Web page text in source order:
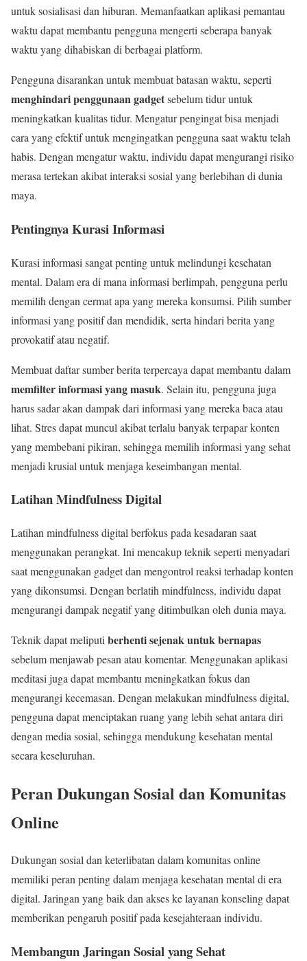
untuk sosialisasi dan hiburan. Memanfaatkan aplikasi pemantau
waktu dapat membantu pengguna mengerti seberapa banyak
waktu yang dihabiskan di berbagai platform.
Pengguna disarankan untuk membuat batasan waktu, seperti
menghindari penggunaan gadgetsebelum tidur untuk
meningkatkan kualitas tidur. Mengatur pengingat bisa menjadi
cara yang efektif untuk mengingatkan pengguna saat waktu telah
habis. Dengan mengatur waktu, individu dapat mengurangi risiko
merasa tertekan akibat interaksi sosial yang berlebihan di dunia
maya.
Pentingnya Kurasi Informasi
Kurasi informasi sangat penting untuk melindungi kesehatan
mental. Dalam era di mana informasi berlimpah, pengguna perlu
memilih dengan cermat apa yang mereka konsumsi. Pilih sumber
informasi yang positif dan mendidik, serta hindari berita yang
provokatif atau negatif.
Membuat daftar sumber berita terpercaya dapat membantu dalam
memfilter informasi yang masuk. Selain itu, pengguna juga
harus sadar akan dampak dari informasi yang mereka baca atau
lihat. Stres dapat muncul akibat terlalu banyak terpapar konten
yang membebani pikiran, sehingga memilih informasi yang sehat
menjadi krusial untuk menjaga keseimbangan mental.
Latihan Mindfulness Digital
Latihan mindfulness digital berfokus pada kesadaran saat
menggunakan perangkat. Ini mencakup teknik seperti menyadari
saat menggunakan gadget dan mengontrol reaksi terhadap konten
yang dikonsumsi. Dengan berlatih mindfulness, individu dapat
mengurangi dampak negatif yang ditimbulkan oleh dunia maya.
Teknik dapat meliputi berhenti sejenak untuk bernapas
sebelum menjawab pesan atau komentar. Menggunakan aplikasi
meditasi juga dapat membantu meningkatkan fokus dan
mengurangi kecemasan. Dengan melakukan mindfulness digital,
pengguna dapat menciptakan ruang yang lebih sehat antara diri
dengan media sosial, sehingga mendukung kesehatan mental
secara keseluruhan.
Peran Dukungan Sosial dan Komunitas
Online
Dukungan sosial dan keterlibatan dalam komunitas online
memiliki peran penting dalam menjaga kesehatan mental di era
digital. Jaringan yang baik dan akses ke layanan konseling dapat
memberikan pengaruh positif pada kesejahteraan individu.
Membangun Jaringan Sosial yang Sehat